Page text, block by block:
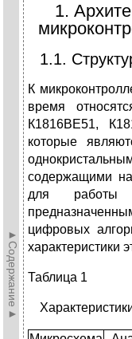
►Содержание►
1.
1.1.
К
время
К1816ВЕ51,
которые
содержащими
для
цифровых
характеристики
Таблица 1